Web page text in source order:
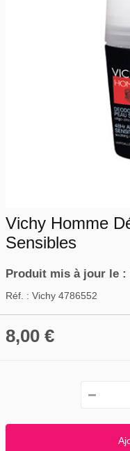
Vichy Homme
Sensibles
Produit mis à jour le :
Réf. : Vichy 4786552
8,00 €